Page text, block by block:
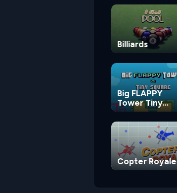
Billiards
Big FLAPPY
Tower Tiny
Square
Copter Royale